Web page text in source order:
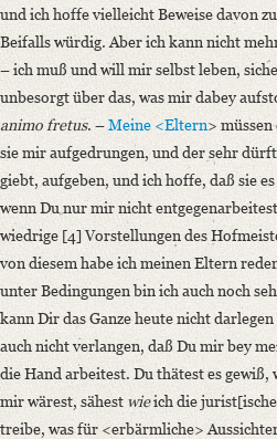
und ich hoffe vielleicht Beweise davon
Beifalls würdig. Aber ich kann nicht
– ich muß und will mir selbst leben,
unbesorgt über das, was mir dabey
animo fretus. –Meine <Eltern>
sie mir aufgedrungen, und der sehr
giebt, aufgeben, und ich hoffe, daß sie
wenn Du nur mir nicht
wiedrige [4] Vorstellungen des
von diesem habe ich meinen Eltern
unter Bedingungen bin ich auch noch
kann Dir das Ganze heute nicht
auch nicht verlangen, daß Du mir bey
die Hand arbeitest. Du thätest es gewiß,
mir wärest, sähest wieich die
treibe, was für <erbärmliche>